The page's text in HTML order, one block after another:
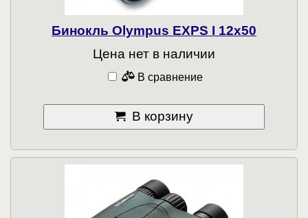
Бинокль Olympus EXPS I 12x50
Цена нет в наличии
В сравнение
В корзину